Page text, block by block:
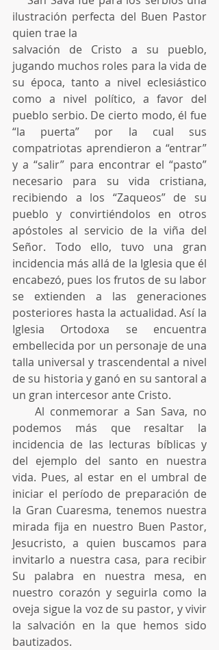
ilustración perfecta del Buen Pastor
quien trae la
salvación de Cristo a su pueblo,
jugando muchos roles para la vida de
su época, tanto a nivel eclesiástico
como a nivel político, a favor del
pueblo serbio. De cierto modo, él fue
“la puerta” por la cual sus
compatriotas aprendieron a “entrar”
y a “salir” para encontrar el “pasto”
necesario para su vida cristiana,
recibiendo a los “Zaqueos” de su
pueblo y convirtiéndolos en otros
apóstoles al servicio de la viña del
Señor. Todo ello, tuvo una gran
incidencia más allá de la Iglesia que él
encabezó, pues los frutos de su labor
se extienden a las generaciones
posteriores hasta la actualidad. Así la
Iglesia Ortodoxa se encuentra
embellecida por un personaje de una
talla universal y trascendental a nivel
de su historia y ganó en su santoral a
un gran intercesor ante Cristo.
podemos más que resaltar la
incidencia de las lecturas bíblicas y
del ejemplo del santo en nuestra
vida. Pues, al estar en el umbral de
iniciar el período de preparación de
la Gran Cuaresma, tenemos nuestra
mirada fija en nuestro Buen Pastor,
Jesucristo, a quien buscamos para
invitarlo a nuestra casa, para recibir
Su palabra en nuestra mesa, en
nuestro corazón y seguirla como la
oveja sigue la voz de su pastor, y vivir
la salvación en la que hemos sido
bautizados.